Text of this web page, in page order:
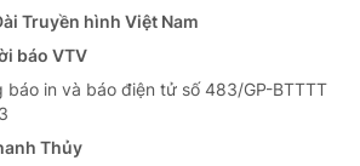
Truyền hình Việt Nam
báo VTV
báo in và báo điện tử số 483/GP-BTTTT
Thủy